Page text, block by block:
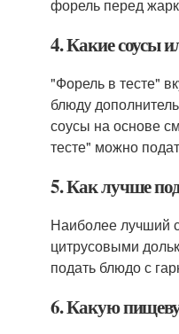
форель перед
4. Какие соусы
"Форель в тесте"
блюду
соусы на основе
тесте" можно
5. Как лучше
Наиболее лучший
цитрусовыми
подать блюдо с
6. Какую